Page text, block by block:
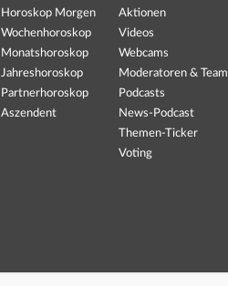
Horoskop Morgen
Wochenhoroskop
Monatshoroskop
Jahreshoroskop
Partnerhoroskop
Aszendent
Aktionen
Videos
Webcams
Moderatoren & Team
Podcasts
News-Podcast
Themen-Ticker
Voting